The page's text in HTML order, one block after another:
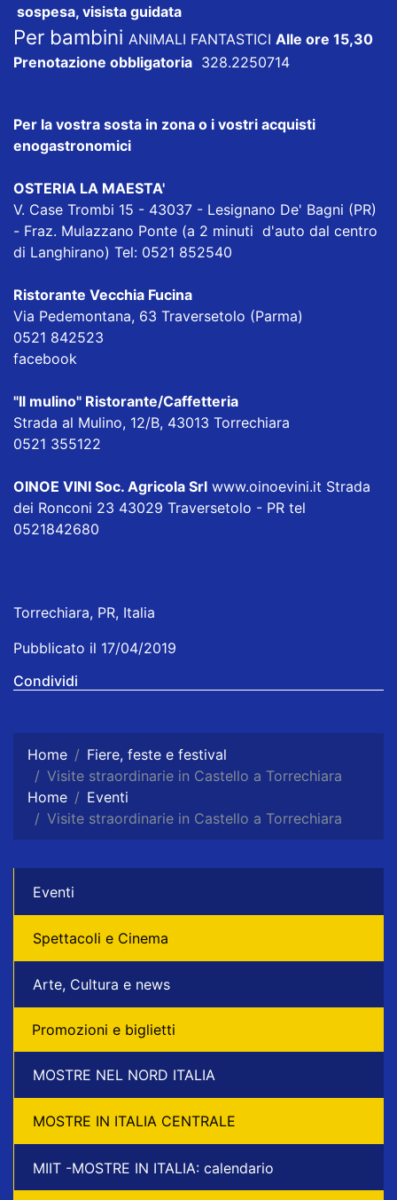
sospesa, visista guidata
Per bambini ANIMALI FANTASTICI Alle ore 15,30
Prenotazione obbligatoria 328.2250714
Per la vostra sosta in zona o i vostri acquisti
enogastronomici
OSTERIA LA MAESTA'
V. Case Trombi 15 - 43037 - Lesignano De' Bagni (PR)
- Fraz. Mulazzano Ponte (a 2 minuti d'auto dal centro
di Langhirano) Tel: 0521 852540
Ristorante Vecchia Fucina
Via Pedemontana, 63 Traversetolo (Parma)
0521 842523
facebook
"Il mulino" Ristorante/Caffetteria
Strada al Mulino, 12/B, 43013 Torrechiara
0521 355122
OINOE VINI Soc. Agricola Srl www.oinoevini.it Strada
dei Ronconi 23 43029 Traversetolo - PR tel
0521842680
Torrechiara, PR, Italia
Pubblicato il 17/04/2019
Condividi
Home
Fiere, feste e festival
Visite straordinarie in Castello a Torrechiara
Home
Eventi
Visite straordinarie in Castello a Torrechiara
Eventi
Spettacoli e Cinema
Arte, Cultura e news
Promozioni e biglietti
MOSTRE NEL NORD ITALIA
MOSTRE IN ITALIA CENTRALE
MIIT -MOSTRE IN ITALIA: calendario